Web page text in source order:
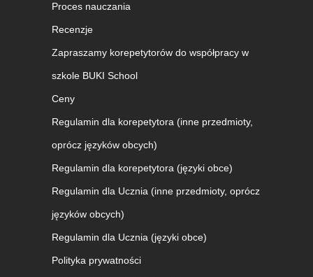
Proces nauczania
Recenzje
Zapraszamy korepetytorów do współpracy w
szkole BUKI School
Ceny
Regulamin dla korepetytora (inne przedmioty,
oprócz języków obcych)
Regulamin dla korepetytora (języki obce)
Regulamin dla Ucznia (inne przedmioty, oprócz
języków obcych)
Regulamin dla Ucznia (języki obce)
Polityka prywatności